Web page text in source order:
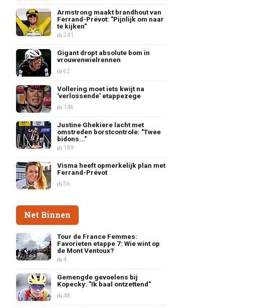
Armstrong maakt brandhout van
Ferrand-Prévot: "Pijnlijk om naar
te kijken"
241
Gigant dropt absolute bom in
vrouwenwielrennen
62
Vollering moet iets kwijt na
'verlossende' etappezege
146
Justine Ghekiere lacht met
omstreden borstcontrole: "Twee
bidons..."
199
Visma heeft opmerkelijk plan met
Ferrand-Prévot
56
Net Binnen
Tour de France Femmes:
Favorieten etappe 7: Wie wint op
de Mont Ventoux?
4
Gemengde gevoelens bij
Kopecky: "Ik baal ontzettend"
48